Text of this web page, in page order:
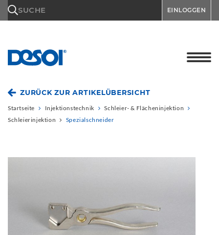
SUCHE EINLOGGEN
ZURÜCK ZUR ARTIKELÜBERSICHT
Startseite Injektionstechnik
Schleier- & Flächeninjektion
Schleierinjektion
Spezialschneider